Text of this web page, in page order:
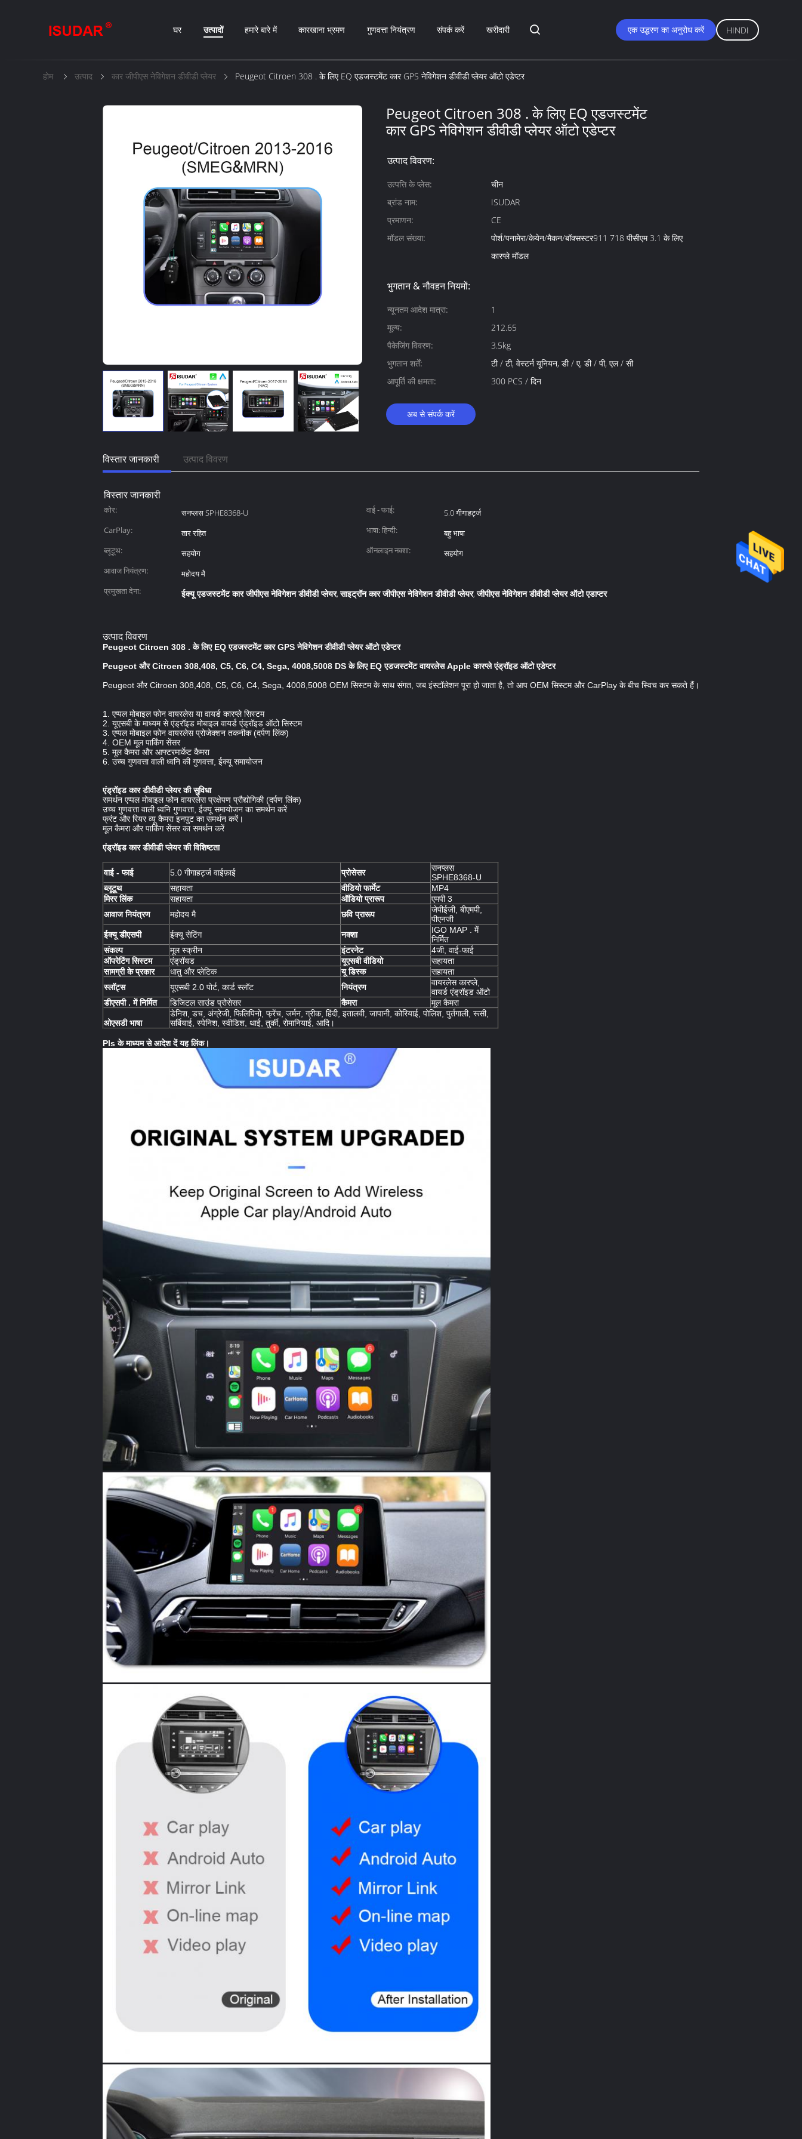
घर उत्पादों हमारे बारे में कारखाना भ्रमण गुणवत्ता नियंत्रण संपर्क करें खरीदारी एक उद्धरण का अनुरोध करें HINDI
होम उत्पाद कार जीपीएस नेविगेशन डीवीडी प्लेयर Peugeot Citroen 308 . के लिए EQ एडजस्टमेंट कार GPS नेविगेशन डीवीडी प्लेयर ऑटो एडेप्टर
Peugeot Citroen 308 . के लिए EQ एडजस्टमेंट
कार GPS नेविगेशन डीवीडी प्लेयर ऑटो एडेप्टर
उत्पाद विवरण:
उत्पत्ति के प्लेस:
चीन
ब्रांड नाम:
ISUDAR
प्रमाणन:
CE
मॉडल संख्या:
पोर्श/पनामेरा/केयेन/मैकन/बॉक्सस्टर911 718 पीसीएम 3.1 के लिए
कारप्ले मॉडल
भुगतान & नौवहन नियमों:
न्यूनतम आदेश मात्रा:
1
मूल्य:
212.65
पैकेजिंग विवरण:
3.5kg
भुगतान शर्तें:
टी / टी, वेस्टर्न यूनियन, डी / ए, डी / पी, एल / सी
आपूर्ति की क्षमता:
300 PCS / दिन
अब से संपर्क करें
विस्तार जानकारी उत्पाद विवरण
विस्तार जानकारी
कोर: सनप्लस SPHE8368-U वाई - फाई:
5.0 गीगाहर्ट्ज
CarPlay:
तार रहित भाषा: हिन्दी:
बहु भाषा
ब्लूटूथ:
सहयोग ऑनलाइन नक्शा:
सहयोग
आवाज नियंत्रण:
महोदय मै
प्रमुखता देना:
ईक्यू एडजस्टमेंट कार जीपीएस नेविगेशन डीवीडी प्लेयर,साइट्रॉन कार जीपीएस नेविगेशन डीवीडी प्लेयर,जीपीएस नेविगेशन डीवीडी प्लेयर ऑटो एडाप्टर
उत्पाद विवरण
Peugeot Citroen 308 . के लिए EQ एडजस्टमेंट कार GPS नेविगेशन डीवीडी प्लेयर ऑटो एडेप्टर
Peugeot और Citroen 308,408, C5, C6, C4, Sega, 4008,5008 DS के लिए EQ एडजस्टमेंट वायरलेस Apple कारप्ले एंड्रॉइड ऑटो एडेप्टर
Peugeot और Citroen 308,408, C5, C6, C4, Sega, 4008,5008 OEM सिस्टम के साथ संगत, जब इंस्टॉलेशन पूरा हो जाता है, तो आप OEM सिस्टम और CarPlay के बीच स्विच कर सकते हैं।
1. एप्पल मोबाइल फोन वायरलेस या वायर्ड कारप्ले सिस्टम
2. यूएसबी के माध्यम से एंड्रॉइड मोबाइल वायर्ड एंड्रॉइड ऑटो सिस्टम
3. एप्पल मोबाइल फोन वायरलेस प्रोजेक्शन तकनीक (दर्पण लिंक)
4. OEM मूल पार्किंग सेंसर
5. मूल कैमरा और आफ्टरमार्केट कैमरा
6. उच्च गुणवत्ता वाली ध्वनि की गुणवत्ता, ईक्यू समायोजन
एंड्रॉइड कार डीवीडी प्लेयर की सुविधा
समर्थन एप्पल मोबाइल फोन वायरलेस प्रक्षेपण प्रौद्योगिकी (दर्पण लिंक)
उच्च गुणवत्ता वाली ध्वनि गुणवत्ता, ईक्यू समायोजन का समर्थन करें
फ्रंट और रियर व्यू कैमरा इनपुट का समर्थन करें।
मूल कैमरा और पार्किंग सेंसर का समर्थन करें
एंड्रॉइड कार डीवीडी प्लेयर की विशिष्टता
वाई - फाई 5.0 गीगाहर्ट्ज वाईफ़ाई प्रोसेसर
सनप्लस
SPHE8368-U
ब्लूटूथ
सहायता वीडियो फार्मेट
MP4
मिरर लिंक
सहायता ऑडियो प्रारूप
एमपी 3
आवाज नियंत्रण
महोदय मै छवि प्रारूप
जेपीईजी, बीएमपी,
पीएनजी
ईक्यू डीएसपी
ईक्यू सेटिंग नक्शा
IGO MAP . में
निर्मित
संकल्प
मूल स्क्रीन इंटरनेट
4जी, वाई-फाई
ऑपरेटिंग सिस्टम
एंड्रॉयड यूएसबी वीडियो
सहायता
सामग्री के प्रकार
धातु और प्लेटिक यू डिस्क
सहायता
स्लॉट्स
यूएसबी 2.0 पोर्ट, कार्ड स्लॉट नियंत्रण
वायरलेस कारप्ले,
वायर्ड एंड्रॉइड ऑटो
डीएसपी . में निर्मित
डिजिटल साउंड प्रोसेसर कैमरा मूल कैमरा
ओएसडी भाषा
डेनिश, डच, अंग्रेजी, फिलिपिनो, फ्रेंच, जर्मन, ग्रीक, हिंदी, इतालवी, जापानी, कोरियाई, पोलिश, पुर्तगाली, रूसी,
सर्बियाई, स्पेनिश, स्वीडिश, थाई, तुर्की, रोमानियाई, आदि।
Pls के माध्यम से आदेश देंयह लिंक।